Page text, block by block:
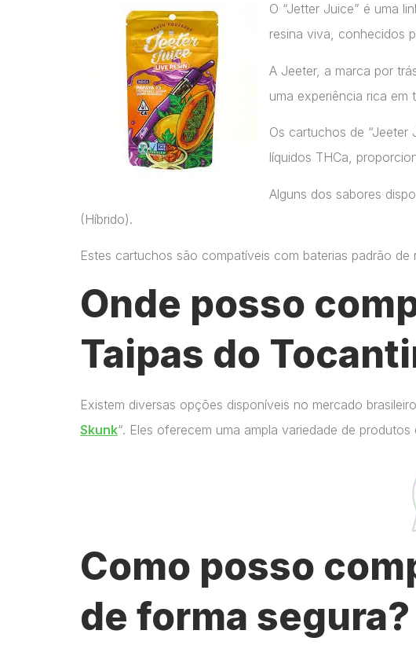
O “Jetter Juice” é uma
resina viva, conhecidos
A Jeeter, a marca por
uma experiência rica em
Os cartuchos de “Jeeter
líquidos THCa,
Alguns dos sabores
(Híbrido).
Estes cartuchos são compatíveis com baterias padrão
Onde posso
Taipas do
Existem diversas opções disponíveis no mercado
Skunk“. Eles oferecem uma ampla variedade de
Como posso
de forma segura?